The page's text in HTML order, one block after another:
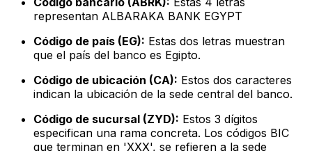
representan ALBARAKA BANK EGYPT
Código de país (EG): Estas dos letras muestran
que el país del banco es Egipto.
Código de ubicación (CA): Estos dos caracteres
indican la ubicación de la sede central del banco.
Código de sucursal (ZYD): Estos 3 dígitos
especifican una rama concreta. Los códigos BIC
que terminan en 'XXX', se refieren a la sede